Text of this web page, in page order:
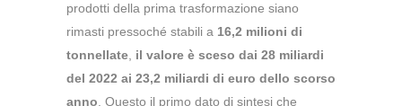
prodotti della prima trasformazione siano
rimasti pressoché stabili a 16,2 milioni di
tonnellate il valore è sceso dai 28 miliardi
del 2022 ai 23,2 miliardi di euro dello scorso
anno . Questo il primo dato di sintesi che